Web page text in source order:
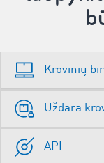
Krovinių
Uždara
API